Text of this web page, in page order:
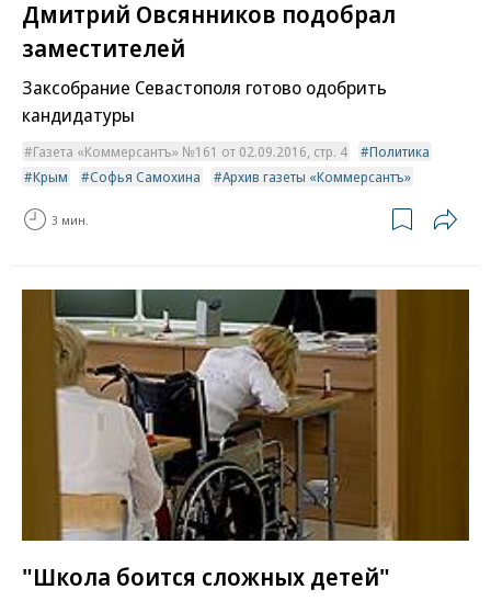
Дмитрий Овсянников подобрал
заместителей
Заксобрание Севастополя готово одобрить
кандидатуры
Газета «Коммерсантъ» №161 от 02.09.2016, стр. 4
Политика
Крым
Софья Самохина Архив газеты «Коммерсантъ»
3 мин.
"Школа боится сложных детей"